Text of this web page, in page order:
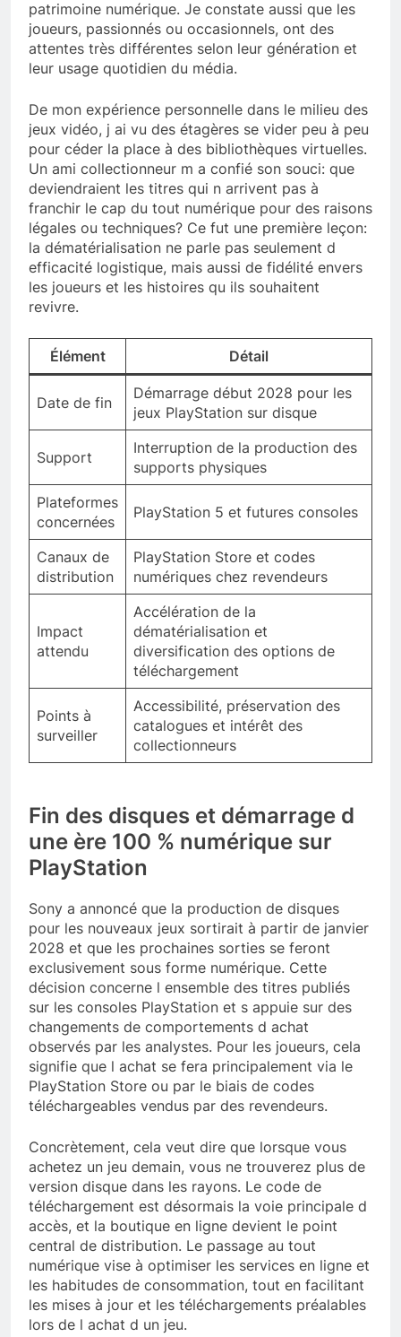
patrimoine numérique. Je constate aussi que les
joueurs, passionnés ou occasionnels, ont des
attentes très différentes selon leur génération et
leur usage quotidien du média.
De mon expérience personnelle dans le milieu des
jeux vidéo, j ai vu des étagères se vider peu à peu
pour céder la place à des bibliothèques virtuelles.
Un ami collectionneur m a confié son souci: que
deviendraient les titres qui n arrivent pas à
franchir le cap du tout numérique pour des raisons
légales ou techniques? Ce fut une première leçon:
la dématérialisation ne parle pas seulement d
efficacité logistique, mais aussi de fidélité envers
les joueurs et les histoires qu ils souhaitent
revivre.
Élément Détail
Date de fin
Démarrage début 2028 pour les
jeux PlayStation sur disque
Support
Interruption de la production des
supports physiques
Plateformes
concernées
PlayStation 5 et futures consoles
Canaux de
distribution
PlayStation Store et codes
numériques chez revendeurs
Impact
attendu
Accélération de la
dématérialisation et
diversification des options de
téléchargement
Points à
surveiller
Accessibilité, préservation des
catalogues et intérêt des
collectionneurs
Fin des disques et démarrage d
une ère 100 % numérique sur
PlayStation
Sony a annoncé que la production de disques
pour les nouveaux jeux sortirait à partir de janvier
2028 et que les prochaines sorties se feront
exclusivement sous forme numérique. Cette
décision concerne l ensemble des titres publiés
sur les consoles PlayStation et s appuie sur des
changements de comportements d achat
observés par les analystes. Pour les joueurs, cela
signifie que l achat se fera principalement via le
PlayStation Store ou par le biais de codes
téléchargeables vendus par des revendeurs.
Concrètement, cela veut dire que lorsque vous
achetez un jeu demain, vous ne trouverez plus de
version disque dans les rayons. Le code de
téléchargement est désormais la voie principale d
accès, et la boutique en ligne devient le point
central de distribution. Le passage au tout
numérique vise à optimiser les services en ligne et
les habitudes de consommation, tout en facilitant
les mises à jour et les téléchargements préalables
lors de l achat d un jeu.